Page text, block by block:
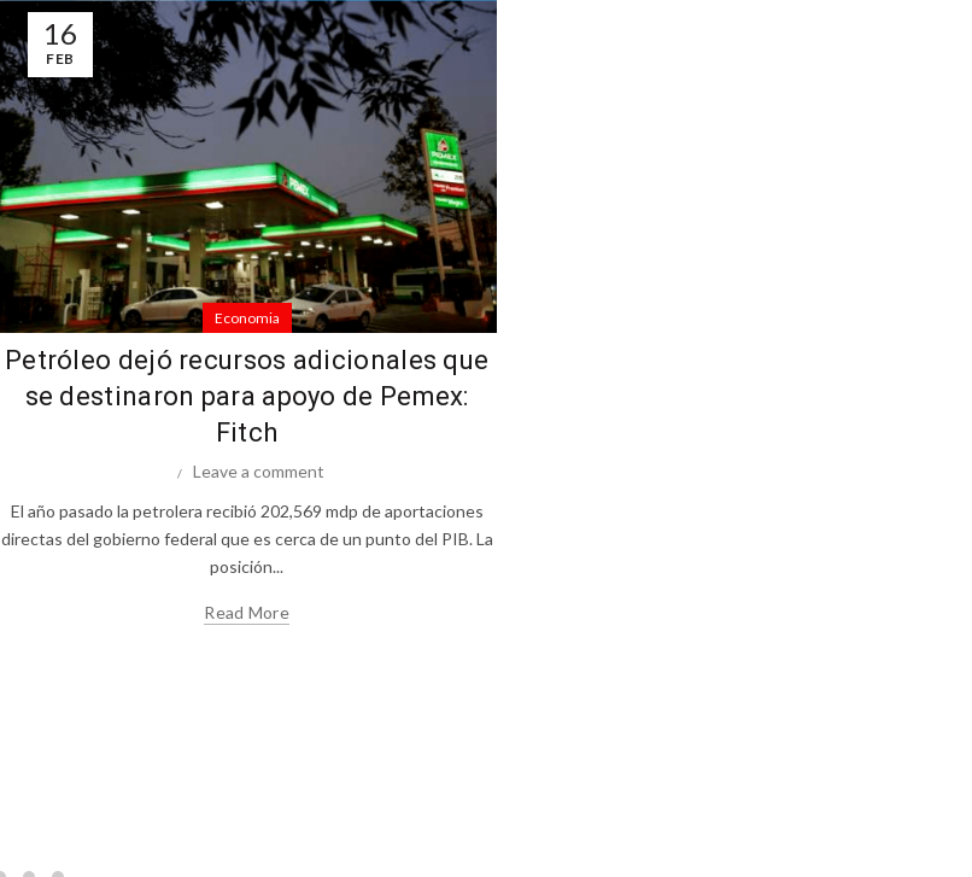
16
FEB
Economia
Petróleo dejó recursos adicionales que
se destinaron para apoyo de Pemex:
Fitch
Leave a comment
El año pasado la petrolera recibió 202,569 mdp de aportaciones
directas del gobierno federal que es cerca de un punto del PIB. La
posición...
Read More